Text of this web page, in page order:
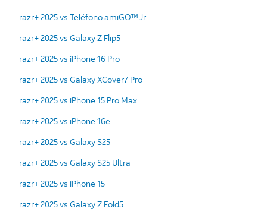
razr+ 2025 vs Teléfono amiGO™ Jr.
razr+ 2025 vs Galaxy Z Flip5
razr+ 2025 vs iPhone 16 Pro
razr+ 2025 vs Galaxy XCover7 Pro
razr+ 2025 vs iPhone 15 Pro Max
razr+ 2025 vs iPhone 16e
razr+ 2025 vs Galaxy S25
razr+ 2025 vs Galaxy S25 Ultra
razr+ 2025 vs iPhone 15
razr+ 2025 vs Galaxy Z Fold5